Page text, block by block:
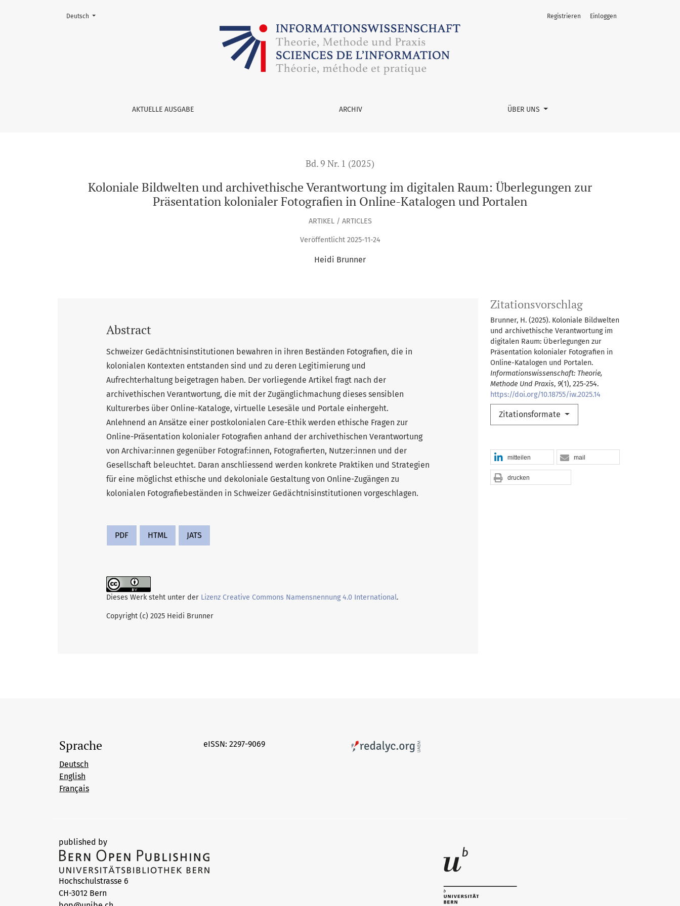
Koloniale Bildwelten und archivethische Verantwortung im digitalen Raum: Überlegungen zur Präsentation kolonialer Fotografien in Online-Katalogen und Portalen
AKTUELLE AUSGABE ARCHIV ÜBER UNS
Registrieren Einloggen
Sprache ändern. Die aktuelle Sprache ist:
Deutsch
Bd. 9 Nr. 1 (2025)
Koloniale Bildwelten und archivethische Verantwortung im digitalen Raum: Überlegungen zur
Präsentation kolonialer Fotografien in Online-Katalogen und Portalen
ARTIKEL / ARTICLES
Veröffentlicht 2025-11-24
Heidi Brunner
Zitationsvorschlag
Brunner, H. (2025). Koloniale Bildwelten
und archivethische Verantwortung im
digitalen Raum: Überlegungen zur
Präsentation kolonialer Fotografien in
Online-Katalogen und Portalen.
Informationswissenschaft: Theorie,
Methode Und Praxis, 9(1), 225-254.
https://doi.org/10.18755/iw.2025.14
Zitationsformate
mitteilen mail
drucken
Abstract
Schweizer Gedächtnisinstitutionen bewahren in ihren Beständen Fotografien, die in
kolonialen Kontexten entstanden sind und zu deren Legitimierung und
Aufrechterhaltung beigetragen haben. Der vorliegende Artikel fragt nach der
archivethischen Verantwortung, die mit der Zugänglichmachung dieses sensiblen
Kulturerbes über Online-Kataloge, virtuelle Lesesäle und Portale einhergeht.
Anlehnend an Ansätze einer postkolonialen Care-Ethik werden ethische Fragen zur
Online-Präsentation kolonialer Fotografien anhand der archivethischen Verantwortung
von Archivar:innen gegenüber Fotograf:innen, Fotografierten, Nutzer:innen und der
Gesellschaft beleuchtet. Daran anschliessend werden konkrete Praktiken und Strategien
für eine möglichst ethische und dekoloniale Gestaltung von Online-Zugängen zu
kolonialen Fotografiebeständen in Schweizer Gedächtnisinstitutionen vorgeschlagen.
PDF HTML JATS
Dieses Werk steht unter der Lizenz Creative Commons Namensnennung 4.0 International.
Copyright (c) 2025 Heidi Brunner
Sprache
Deutsch
English
Français
eISSN: 2297-9069
published by
Hochschulstrasse 6
CH-3012 Bern